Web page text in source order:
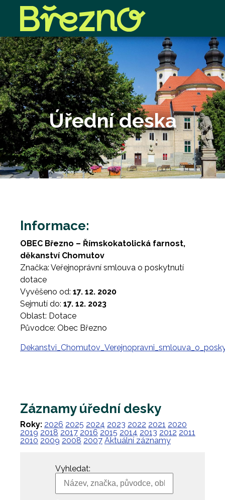
Úřední deska
Informace:
OBEC Březno – Římskokatolická farnost,
děkanství Chomutov
Značka: Veřejnoprávní smlouva o poskytnutí
dotace
Vyvěšeno od: 17. 12. 2020
Sejmutí do: 17. 12. 2023
Oblast: Dotace
Původce: Obec Březno
Záznamy úřední desky
Roky: 2026 2025 2024 2023 2022 2021 2020
2019 2018 2017 2016 2015 2014 2013 2012 2011
2010 2009 2008 2007 Aktuální záznamy
Vyhledat: